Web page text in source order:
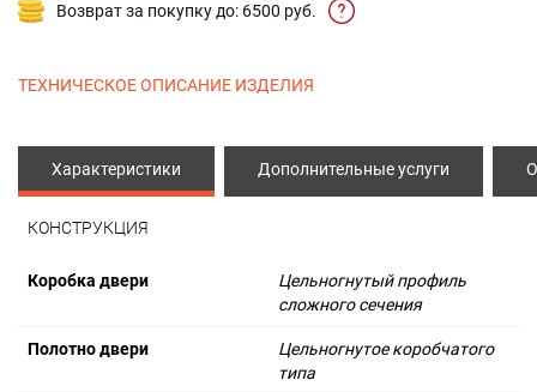
Возврат за покупку до: 6500 руб.
ТЕХНИЧЕСКОЕ ОПИСАНИЕ ИЗДЕЛИЯ
Характеристики Дополнительные услуги
КОНСТРУКЦИЯ
Коробка двери
Цельногнутый профиль
сложного сечения
Полотно двери
Цельногнутое коробчатого
типа